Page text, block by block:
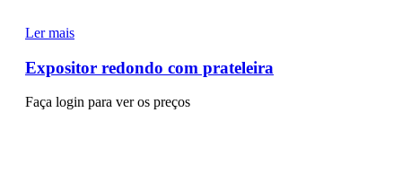
Ler mais
Expositor redondo com prateleira
Faça login para ver os preços